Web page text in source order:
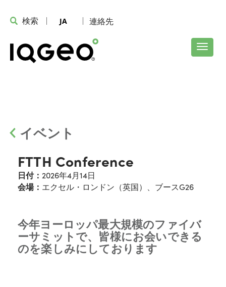
検索 JA 連絡先
イベント
FTTH Conference
日付： 2026年4月14日
会場： エクセル・ロンドン（英国）、ブースG26
今年ヨーロッパ最大規模のファイバ
ーサミットで、皆様にお会いできる
のを楽しみにしております